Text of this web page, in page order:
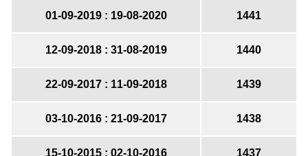
1441
19-08-2020 : 01-09-2019
1440
31-08-2019 : 12-09-2018
1439
11-09-2018 : 22-09-2017
1438
21-09-2017 : 03-10-2016
1437
02-10-2016 : 15-10-2015